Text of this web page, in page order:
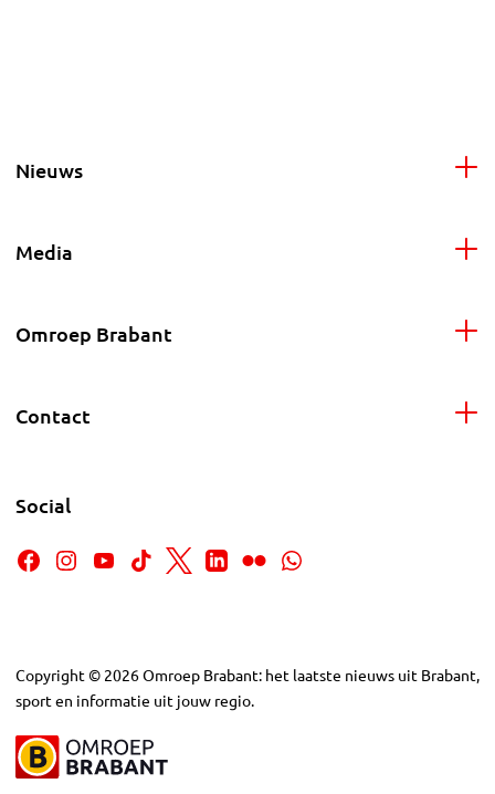
Nieuws
Media
Omroep Brabant
Contact
Social
Copyright © 2026Omroep Brabant: het laatste nieuws uit Brabant,
sport en informatie uit jouw regio.